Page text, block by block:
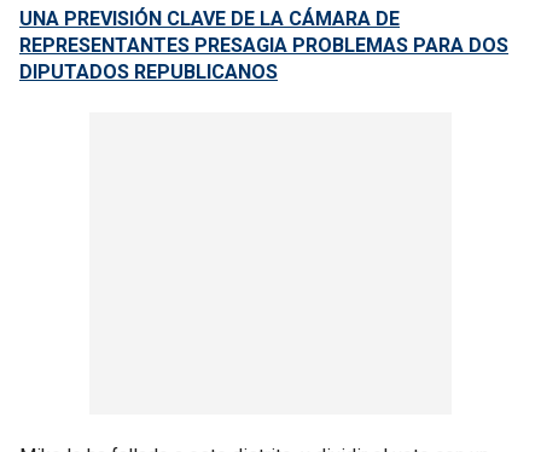
UNA PREVISIÓN CLAVE DE LA CÁMARA DE
REPRESENTANTES PRESAGIA PROBLEMAS PARA DOS
DIPUTADOS REPUBLICANOS